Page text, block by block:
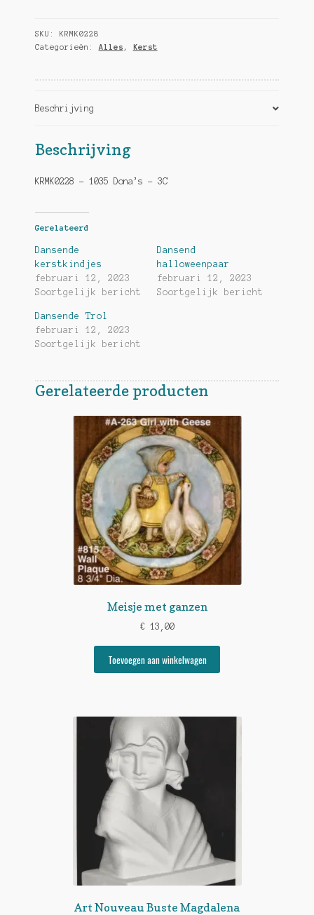
SKU:
KRMK0228
Categorieën: Alles , Kerst
Beschrijving
Beschrijving
KRMK0228 – 1035 Dona’s – 3C
Gerelateerd
Dansende
kerstkindjes
februari 12, 2023
Soortgelijk bericht
Dansend
halloweenpaar
februari 12, 2023
Soortgelijk bericht
Dansende Trol
februari 12, 2023
Soortgelijk bericht
Gerelateerde producten
Meisje met ganzen
€ 13,00
Toevoegen aan winkelwagen
Art Nouveau Buste Magdalena